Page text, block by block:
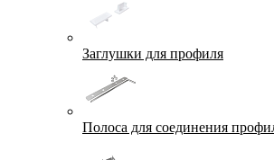
Заглушки для профиля
Полоса для соединения